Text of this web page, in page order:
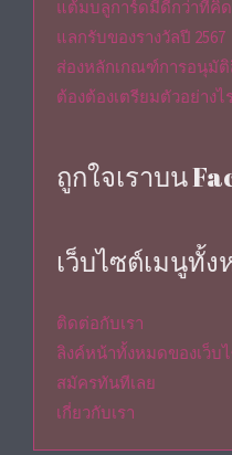
แต้มบลูการ์ดมีดีกว่าที่คิ
แลกรับของรางวัลปี 2567
ส่องหลักเกณฑ์การอนุมั
ต้องต้องเตรียมตัวอย่างไ
ถูกใจเราบน
เว็บไซต์เมนูทั้ง
ติดต่อกับเรา
ลิงค์หน้าทั้งหมดของเว็บ
สมัครทันทีเลย
เกี่ยวกับเรา